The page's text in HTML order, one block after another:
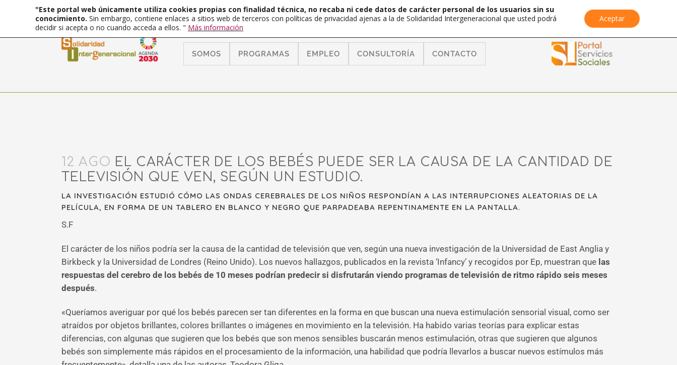
SOMOS PROGRAMAS EMPLEO CONSULTORÍA CONTACTO
12 AGO EL CARÁCTER DE LOS BEBÉS PUEDE SER LA CAUSA DE LA CANTIDAD DE
TELEVISIÓN QUE VEN, SEGÚN UN ESTUDIO.
LA INVESTIGACIÓN ESTUDIÓ CÓMO LAS ONDAS CEREBRALES DE LOS NIÑOS RESPONDÍAN A LAS INTERRUPCIONES ALEATORIAS DE LA
PELÍCULA, EN FORMA DE UN TABLERO EN BLANCO Y NEGRO QUE PARPADEABA REPENTINAMENTE EN LA PANTALLA.
S.F
El carácter de los niños podría ser la causa de la cantidad de televisión que ven, según una nueva investigación de la Universidad de East Anglia y
Birkbeck y la Universidad de Londres (Reino Unido). Los nuevos hallazgos, publicados en la revista ‘Infancy’ y recogidos por Ep, muestran que las
respuestas del cerebro de los bebés de 10 meses podrían predecir si disfrutarán viendo programas de televisión de ritmo rápido seis meses
después.
«Queríamos averiguar por qué los bebés parecen ser tan diferentes en la forma en que buscan una nueva estimulación sensorial visual, como ser
atraídos por objetos brillantes, colores brillantes o imágenes en movimiento en la televisión. Ha habido varias teorías para explicar estas
diferencias, con algunas que sugieren que los bebés que son menos sensibles buscarán menos estimulación, otras que sugieren que algunos
bebés son simplemente más rápidos en el procesamiento de la información, una habilidad que podría llevarlos a buscar nuevos estímulos más
"Este portal web únicamente utiliza cookies propias con finalidad técnica, no recaba ni cede datos de carácter personal de los usuarios sin su
conocimiento. Sin embargo, contiene enlaces a sitios web de terceros con políticas de privacidad ajenas a la de Solidaridad Intergeneracional que usted podrá
decidir si acepta o no cuando acceda a ellos. " Más información
Aceptar